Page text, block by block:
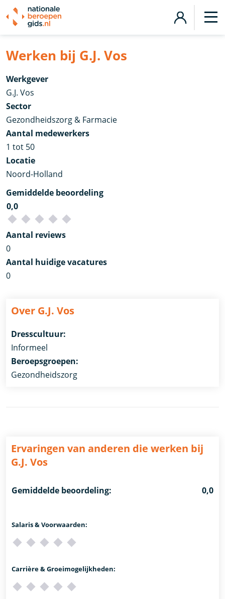
Werken bij G.J. Vos
Werkgever
G.J. Vos
Sector
Gezondheidszorg & Farmacie
Aantal medewerkers
1 tot 50
Locatie
Noord-Holland
Gemiddelde beoordeling
0,0
Aantal reviews
0
Aantal huidige vacatures
0
Over G.J. Vos
Dresscultuur:
Informeel
Beroepsgroepen:
Gezondheidszorg
Ervaringen van anderen die werken bij
G.J. Vos
Gemiddelde beoordeling: 0,0
Salaris & Voorwaarden:
Carrière & Groeimogelijkheden: